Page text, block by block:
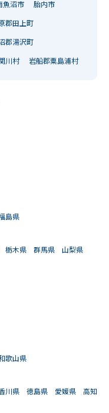
魚沼市 胎内市
郡田上町
郡湯沢町
川村 岩船郡粟島浦村
島県
栃木県 群馬県
山梨県
歌山県
川県 徳島県 愛媛県
高知